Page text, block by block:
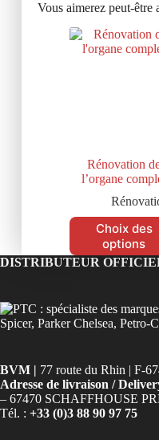
Vous aimerez peut-
Rénovation
l’organe
Choix des
options
DISTRIBUTEUR
BVM | 77 route du Rhin | F-
Adresse de livraison /
– 67470 SCHAFFHOUSE
Tél. : +33 (0)3 88 90 97 75